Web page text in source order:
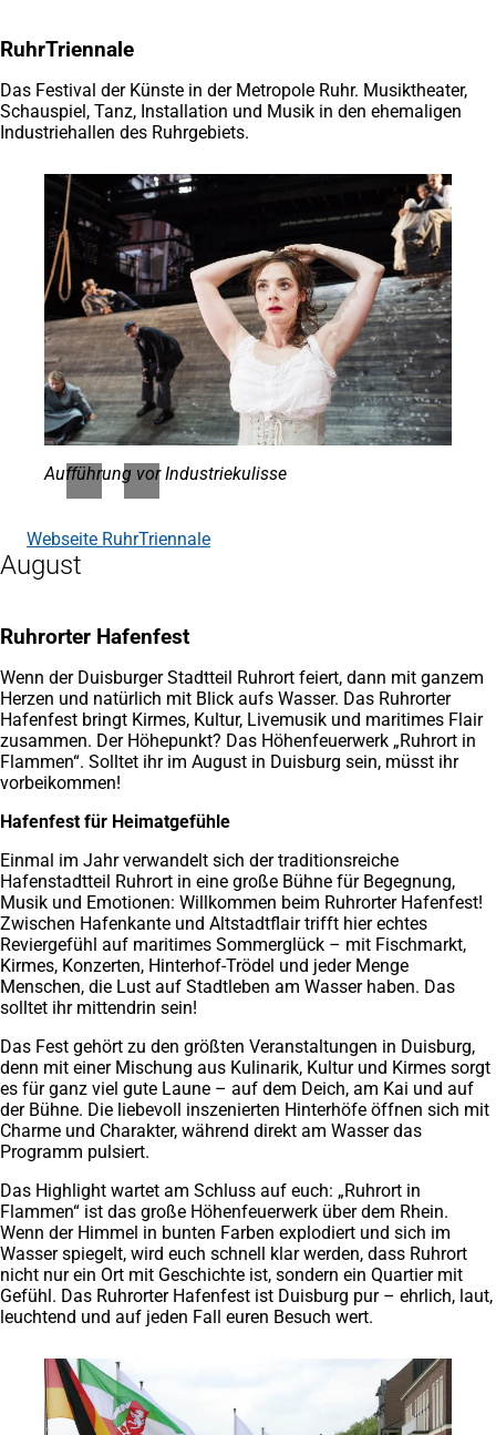
RuhrTriennale
Das Festival der Künste in der Metropole Ruhr. Musiktheater,
Schauspiel, Tanz, Installation und Musik in den ehemaligen
Industriehallen des Ruhrgebiets.
Aufführung vor Industriekulisse
Webseite RuhrTriennale
(Öffnet
in
einem
Tab)
August
Ruhrorter Hafenfest
Wenn der Duisburger Stadtteil Ruhrort feiert, dann mit ganzem
Herzen und natürlich mit Blick aufs Wasser. Das Ruhrorter
Hafenfest bringt Kirmes, Kultur, Livemusik und maritimes Flair
zusammen. Der Höhepunkt? Das Höhenfeuerwerk „Ruhrort in
Flammen“. Solltet ihr im August in Duisburg sein, müsst ihr
vorbeikommen!
Hafenfest für Heimatgefühle
Einmal im Jahr verwandelt sich der traditionsreiche
Hafenstadtteil Ruhrort in eine große Bühne für Begegnung,
Musik und Emotionen: Willkommen beim Ruhrorter Hafenfest!
Zwischen Hafenkante und Altstadtflair trifft hier echtes
Reviergefühl auf maritimes Sommerglück – mit Fischmarkt,
Kirmes, Konzerten, Hinterhof-Trödel und jeder Menge
Menschen, die Lust auf Stadtleben am Wasser haben. Das
solltet ihr mittendrin sein!
Das Fest gehört zu den größten Veranstaltungen in Duisburg,
denn mit einer Mischung aus Kulinarik, Kultur und Kirmes sorgt
es für ganz viel gute Laune – auf dem Deich, am Kai und auf
der Bühne. Die liebevoll inszenierten Hinterhöfe öffnen sich mit
Charme und Charakter, während direkt am Wasser das
Programm pulsiert.
Das Highlight wartet am Schluss auf euch: „Ruhrort in
Flammen“ ist das große Höhenfeuerwerk über dem Rhein.
Wenn der Himmel in bunten Farben explodiert und sich im
Wasser spiegelt, wird euch schnell klar werden, dass Ruhrort
nicht nur ein Ort mit Geschichte ist, sondern ein Quartier mit
Gefühl. Das Ruhrorter Hafenfest ist Duisburg pur – ehrlich, laut,
leuchtend und auf jeden Fall euren Besuch wert.